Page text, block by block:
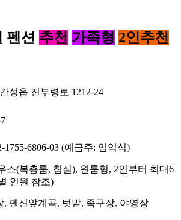
펜션 추천 가족형 2인추천
성읍 진부령로 1212-24
1755-6806-03 (예금주: 임억식)
스(복층룸, 침실), 원룸형, 2인부터 최대6
인원 참조)
, 펜션앞계곡, 텃밭, 족구장, 야영장